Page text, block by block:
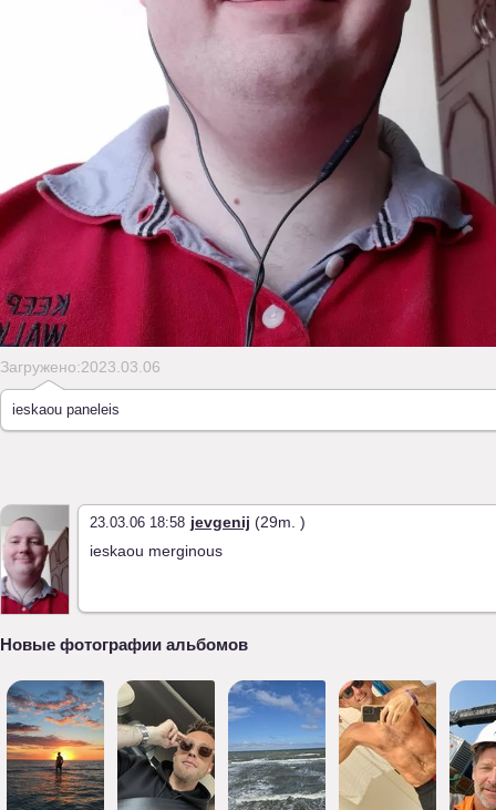
Загружено:2023.03.06
ieskaou paneleis
23.03.06 18:58 jevgenij (29m. )
ieskaou merginous
Новые фотографии альбомов